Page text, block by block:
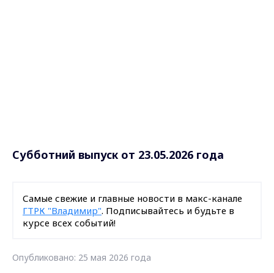
Субботний выпуск от 23.05.2026 года
Самые свежие и главные новости в макс-канале
ГТРК "Владимир". Подписывайтесь и будьте в
курсе всех событий!
Опубликовано: 25 мая 2026 года